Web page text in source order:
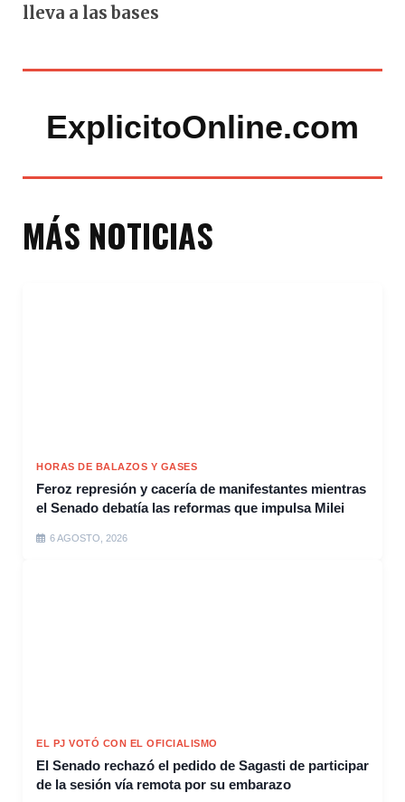
lleva a las bases
ExplicitoOnline.com
MÁS NOTICIAS
HORAS DE BALAZOS Y GASES
Feroz represión y cacería de manifestantes mientras
el Senado debatía las reformas que impulsa Milei
6 AGOSTO, 2026
EL PJ VOTÓ CON EL OFICIALISMO
El Senado rechazó el pedido de Sagasti de participar
de la sesión vía remota por su embarazo